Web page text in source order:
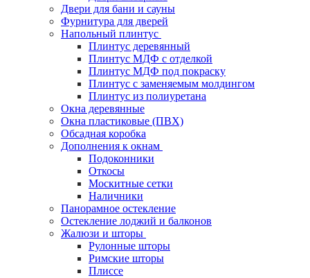
Двери для бани и сауны
Фурнитура для дверей
Напольный плинтус
Плинтус деревянный
Плинтус МДФ с отделкой
Плинтус МДФ под покраску
Плинтус с заменяемым молдингом
Плинтус из полиуретана
Окна деревянные
Окна пластиковые (ПВХ)
Обсадная коробка
Дополнения к окнам
Подоконники
Откосы
Москитные сетки
Наличники
Панорамное остекление
Остекление лоджий и балконов
Жалюзи и шторы
Рулонные шторы
Римские шторы
Плиссе